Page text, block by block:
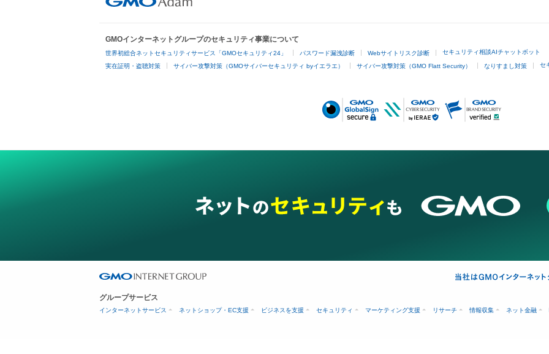
GMOインターネットグループのセキュリティ事業について
世界初総合ネットセキュリティサービス「GMOセキュリティ24」 パスワード漏洩診断 Webサイトリスク診断 セキュリティ相談AIチャットボット
実在証明・盗聴対策 サイバー攻撃対策（GMOサイバーセキュリティ byイエラエ） サイバー攻撃対策（GMO Flatt Security） なりすまし対策 セ
グループサービス
インターネットサービス ネットショップ・EC支援 ビジネスを支援 セキュリティ マーケティング支援 リサーチ 情報収集 ネット金融